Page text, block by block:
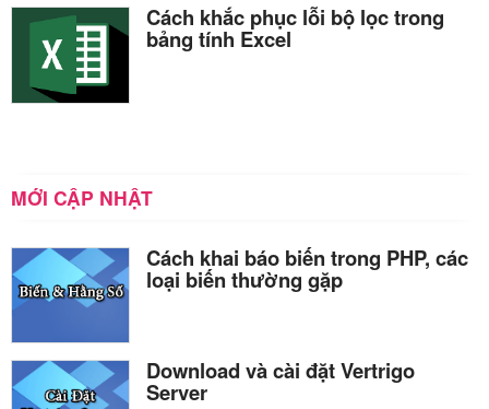
Cách khắc phục lỗi bộ lọc trong
bảng tính Excel
MỚI CẬP NHẬT
Cách khai báo biến trong PHP, các
loại biến thường gặp
Download và cài đặt Vertrigo
Server